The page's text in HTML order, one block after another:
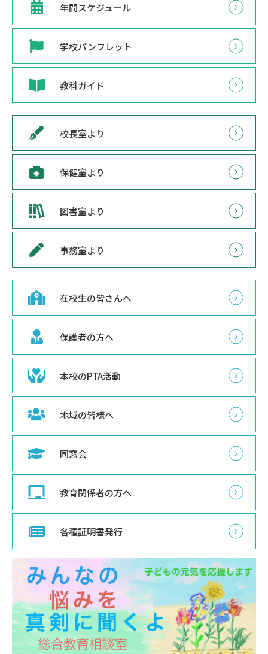
年間スケジュール
学校パンフレット
教科ガイド
校長室より
保健室より
図書室より
事務室より
在校生の皆さんへ
保護者の方へ
本校のPTA活動
地域の皆様へ
同窓会
教育関係者の方へ
各種証明書発行